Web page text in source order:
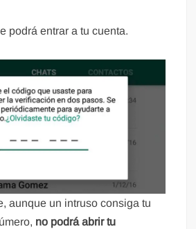
podrá entrar a tu cuenta.
aunque un intruso consiga tu
no podrá abrir tu